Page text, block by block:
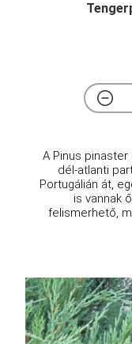
A Pinus
dél-atlanti
Portugálián át,
is vannak
felismerhető,